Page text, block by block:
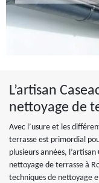
L’artisan
nettoyage de
Avec l’usure et les
terrasse est primordial
plusieurs années,
nettoyage de terrasse à
techniques de nettoyage